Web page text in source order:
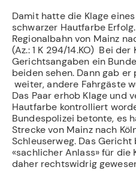
Damit hatte die Klage
schwarzer Hautfarbe
Regionalbahn von Mainz
(Az.: 1 K 294/14.KO) Bei
Gerichtsangaben ein
beiden sehen. Dann gab
weiter, andere Fahrgäste
Das Paar erhob Klage und
Hautfarbe kontrolliert
Bundespolizei betonte, es
Strecke von Mainz nach
Schleuserweg. Das Gericht
«sachlicher Anlass» für die
daher rechtswidrig